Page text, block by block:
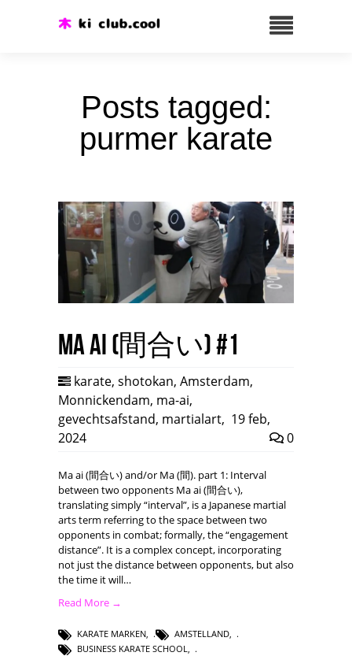
Posts tagged:
purmer karate
Ma ai (間合い) #1
karate, shotokan, Amsterdam,
Monnickendam, ma-ai,
gevechtsafstand, martialart, 19 feb,
2024
0
Ma ai (間合い) and/or Ma (間). part 1: Interval
between two opponents Ma ai (間合い),
translating simply “interval”, is a Japanese martial
arts term referring to the space between two
opponents in combat; formally, the “engagement
distance”. It is a complex concept, incorporating
not just the distance between opponents, but also
the time it will…
Read More →
KARATE MARKEN AMSTELLAND
BUSINESS KARATE SCHOOL